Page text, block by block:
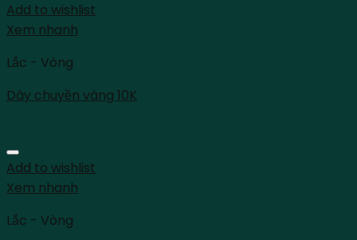
Add to wishlist
Xem nhanh
Lắc - Vòng
Dây chuyền vàng 10K
Add to wishlist
Xem nhanh
Lắc - Vòng